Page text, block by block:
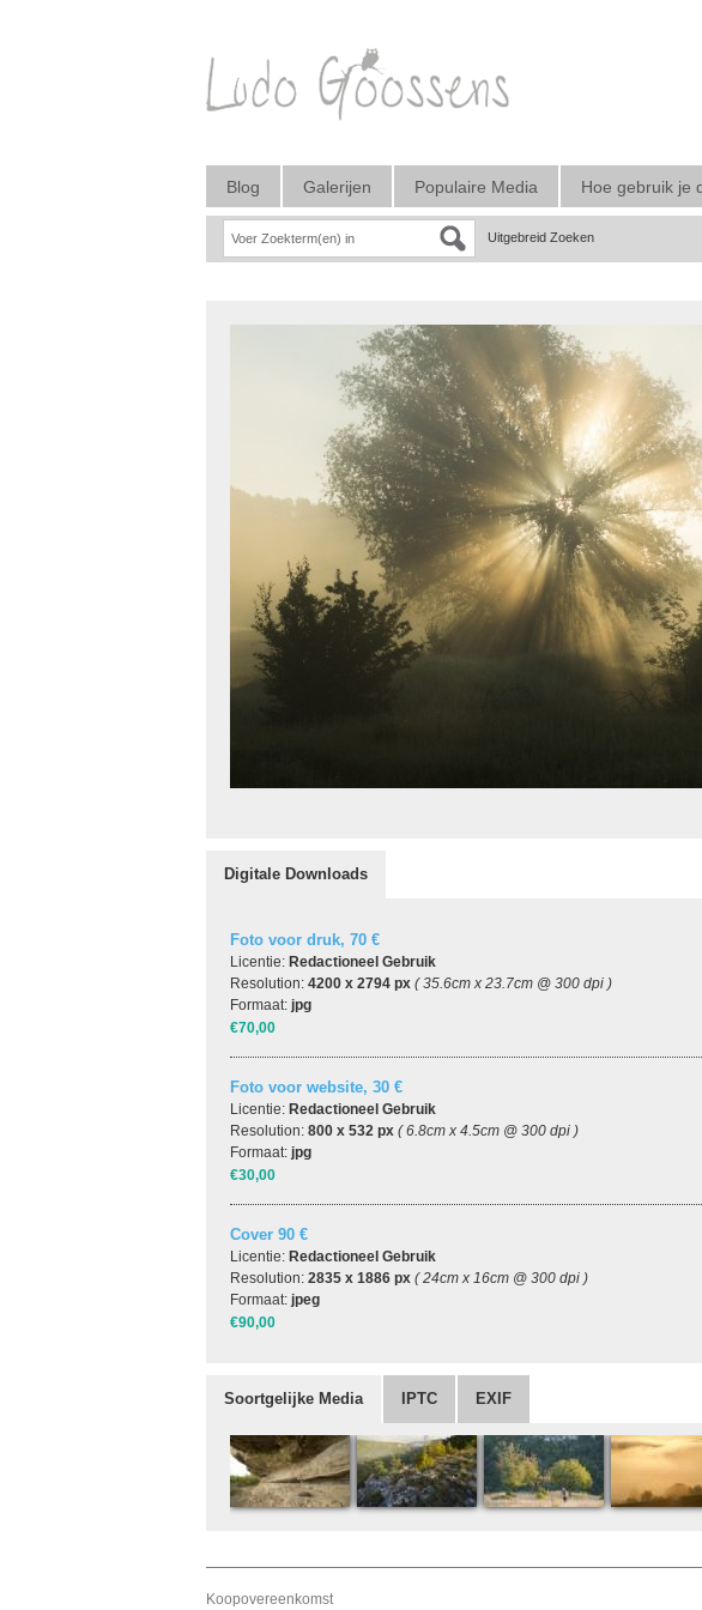
Blog Galerijen Populaire Media Hoe gebruik je
Uitgebreid Zoeken
Digitale Downloads
Foto voor druk, 70 €
Licentie: Redactioneel Gebruik
Resolution: 4200 x 2794 px ( 35.6cm x 23.7cm @ 300 dpi )
Formaat: jpg
€70,00
Foto voor website, 30 €
Licentie: Redactioneel Gebruik
Resolution: 800 x 532 px ( 6.8cm x 4.5cm @ 300 dpi )
Formaat: jpg
€30,00
Cover 90 €
Licentie: Redactioneel Gebruik
Resolution: 2835 x 1886 px ( 24cm x 16cm @ 300 dpi )
Formaat: jpeg
€90,00
Soortgelijke Media IPTC EXIF
Koopovereenkomst